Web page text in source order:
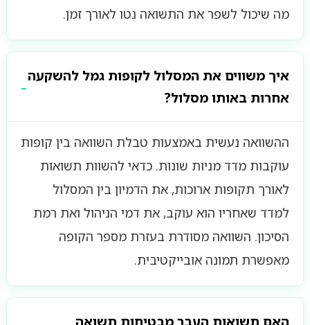
מה שיכול לשפר את התשואה נטו לאורך זמן.
איך משווים את המסלול לקופות גמל להשקעה
אחרות באותו מסלול?
ההשוואה נעשית באמצעות טבלת השוואה בין קופות
עוקבות מדד מניות שונות. כדאי להשוות תשואות
לאורך תקופות ארוכות, את הדמיון בין המסלול
למדד שאחריו הוא עוקב, את דמי הניהול ואת רמת
הסיכון. השוואה מסודרת בעזרת מספר הקופה
מאפשרת תמונה אובייקטיבית.